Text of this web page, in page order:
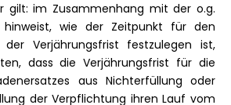
gilt: im Zusammenhang mit der o.g.
wie der Zeitpunkt für den
Verjährungsfrist festzulegen ist,
dass die Verjährungsfrist für die
aus Nichterfüllung oder
der Verpflichtung ihren Lauf vom